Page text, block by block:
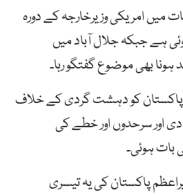
میں امریکی وزیرخارجہ کے دورہ
ہے جبکہ جلال آباد میں
ہونا بھی موضوع گفتگو رہا۔
پاکستان کو دہشت گردی کے خلاف
اور سرحدوں اور خطے کی
بات ہوئی۔
پاکستان کی یہ تیسری